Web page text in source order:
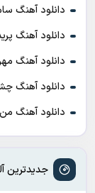
دانلود آهنگ
دانلود آهنگ
دانلود آهنگ
دانلود آهنگ
دانلود آهنگ من
جدیدترین